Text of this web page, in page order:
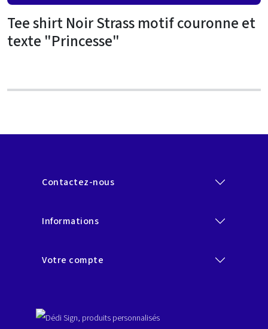
Tee shirt Noir Strass motif couronne et
texte "Princesse"
Contactez-nous
Informations
Votre compte